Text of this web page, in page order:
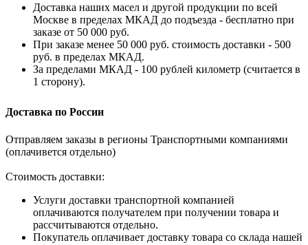
Доставка наших масел и другой продукции по всей
Москве в пределах МКАД до подъезда - бесплатно при
заказе от 50 000 руб.
При заказе менее 50 000 руб. стоимость доставки - 500
руб. в пределах МКАД.
За пределами МКАД - 100 рублей километр (считается в
1 сторону).
Доставка по России
Отправляем заказы в регионы Транспортными компаниями
(оплачивется отдельно)
Стоимость доставки:
Услуги доставки транспортной компанией
оплачиваются получателем при получении товара и
рассчитываются отдельно.
Покупатель оплачивает доставку товара со склада нашей